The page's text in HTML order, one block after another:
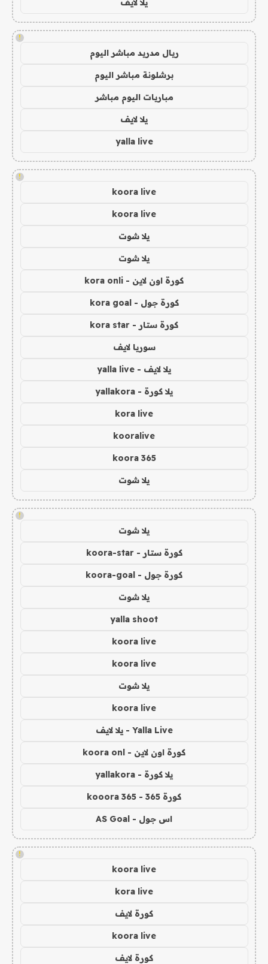
!
ريال مدريد مباشر اليوم
برشلونة مباشر اليوم
مباريات اليوم مباشر
يلا لايف
yalla live
!
koora live
koora live
يلا شوت
يلا شوت
كورة اون لاين - kora onli
كورة جول - kora goal
كورة ستار - kora star
سوريا لايف
يلا لايف - yalla live
يلا كورة - yallakora
kora live
kooralive
koora 365
يلا شوت
!
يلا شوت
كورة ستار - koora-star
كورة جول - koora-goal
يلا شوت
yalla shoot
koora live
koora live
يلا شوت
koora live
Yalla Live - يلا لايف
كورة اون لاين - koora onl
يلا كورة - yallakora
كورة 365 - kooora 365
اس جول - AS Goal
!
koora live
kora live
كورة لايف
koora live
كورة لايف